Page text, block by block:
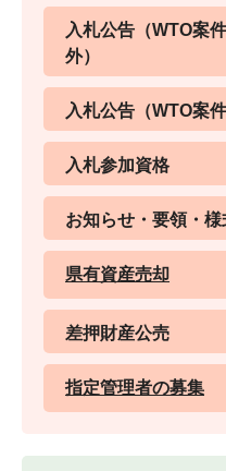
入札公告（WTO案
外）
入札公告（WTO案
入札参加資格
お知らせ・要領・様
県有資産売却
差押財産公売
指定管理者の募集